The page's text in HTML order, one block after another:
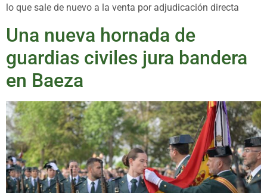
lo que sale de nuevo a la venta por adjudicación directa
Una nueva hornada de
guardias civiles jura bandera
en Baeza